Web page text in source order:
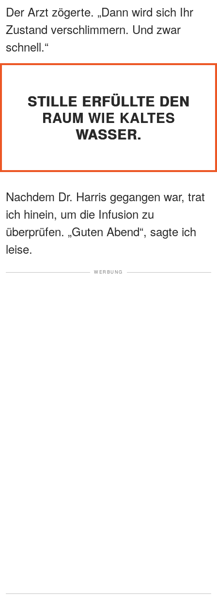
Der Arzt zögerte. „Dann wird sich Ihr
Zustand verschlimmern. Und zwar
schnell.“
STILLE ERFÜLLTE DEN
RAUM WIE KALTES
WASSER.
Nachdem Dr. Harris gegangen war, trat
ich hinein, um die Infusion zu
überprüfen. „Guten Abend“, sagte ich
leise.
WERBUNG